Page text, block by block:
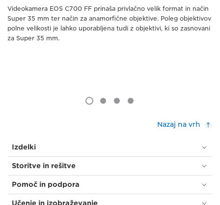
Videokamera EOS C700 FF prinaša privlačno velik format in način
Super 35 mm ter način za anamorfične objektive. Poleg objektivov
polne velikosti je lahko uporabljena tudi z objektivi, ki so zasnovani
za Super 35 mm.
Nazaj na vrh
Izdelki
Storitve in rešitve
Pomoč in podpora
Učenje in izobraževanje